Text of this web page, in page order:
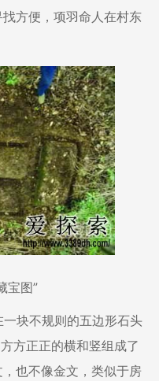
方便，项羽命人在村东
宝图”
块不规则的五边形石头
方正正的横和竖组成了
也不像金文，类似于房